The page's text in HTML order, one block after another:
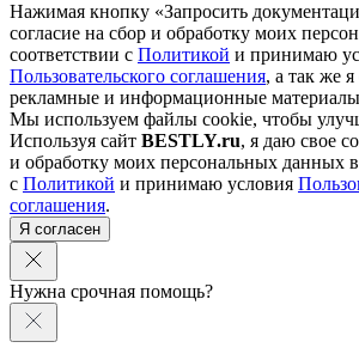
Нажимая кнопку «Запросить
согласие на сбор и обработку моих
соответствии с Политикой и принимаю
Пользовательского соглашения, а так же я
рекламные и информационные
Мы используем файлы cookie, чтобы
Используя сайт BESTLY.ru, я даю свое
и обработку моих персональных данных в
с Политикой и принимаю условия
соглашения.
Я согласен
Нужна срочная помощь?